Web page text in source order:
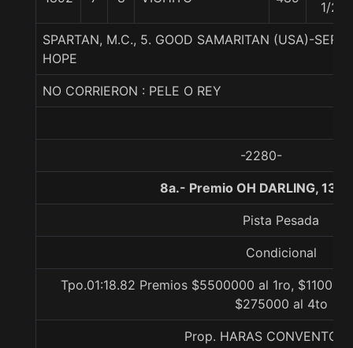
1/2
SPARTAN, M.C., 5. GOOD SAMARITAN (USA)-
HOPE
NO CORRIERON : PELE O REY
-2280-
8a.- Premio OH DARLING,
Pista Pesada
Condicional
Tpo.01:18.82 Premios $5500000 al 1ro,
$275000 al 4to
Prop. HARAS CONVENTO